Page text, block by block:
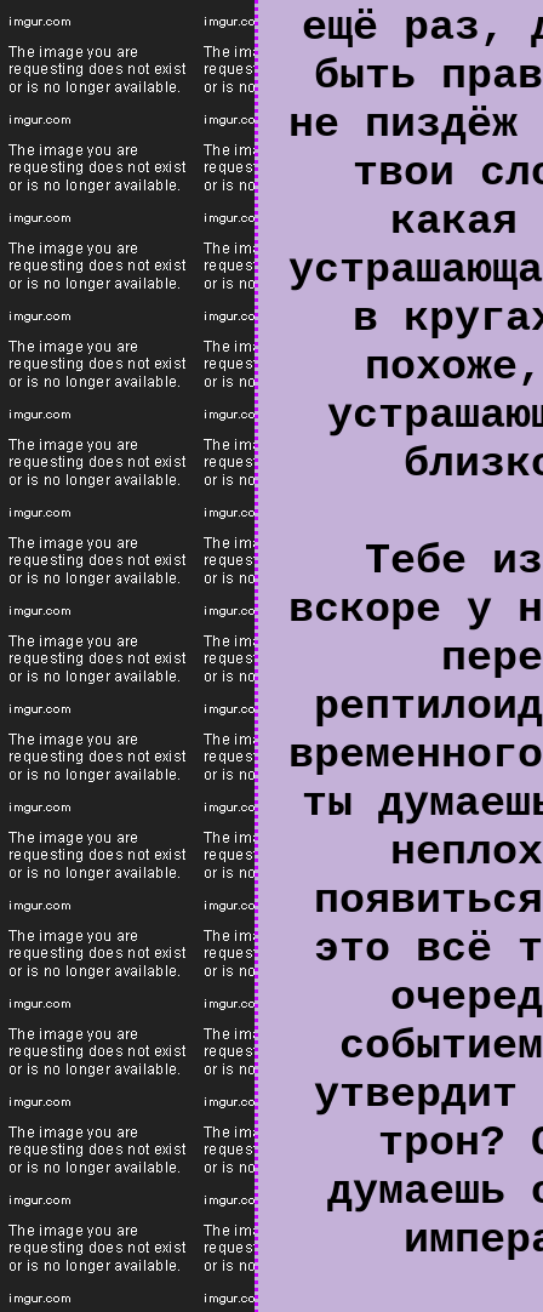
ещё раз,
быть
не пиздёж
твои
в
Тебе
вскоре у
ты
это всё
трон?
думаешь